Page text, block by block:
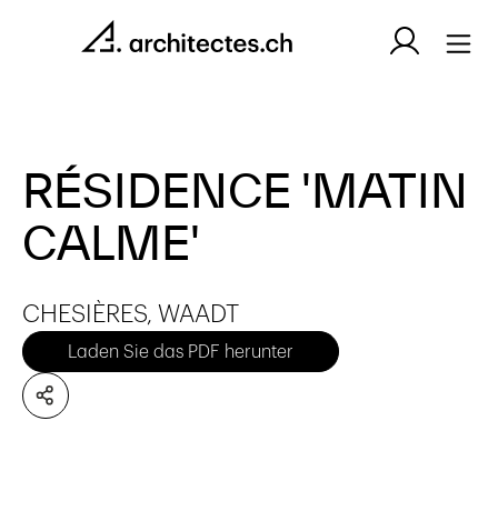
RÉSIDENCE 'MATIN
CALME'
CHESIÈRES, WAADT
Laden Sie das PDF herunter